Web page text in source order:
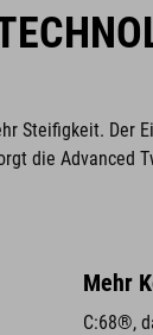
Steifigkeit. Der
die
Mehr
C:68®,